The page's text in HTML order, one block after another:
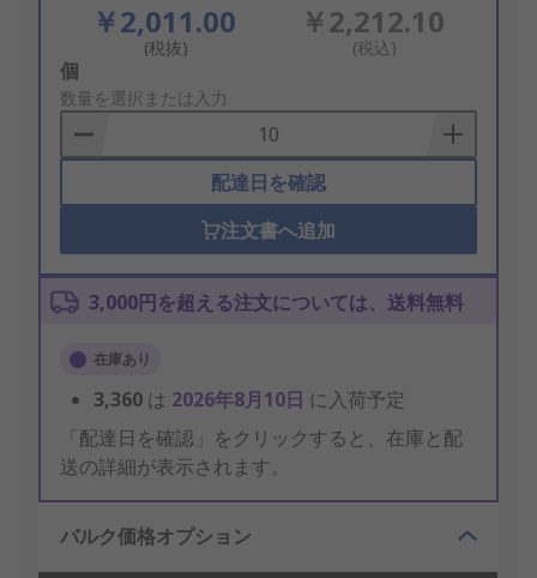
￥2,011.00
(税抜)
￥2,212.10
(税込)
Add
to
Basket
個
数量を選択または入力
配達日を確認
注文書へ追加
3,000円を超える注文については、送料無料
在庫あり
3,360 は 2026年8月10日 に入荷予定
「配達日を確認」をクリックすると、在庫と配
送の詳細が表示されます。
バルク価格オプション